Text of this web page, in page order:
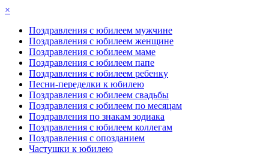
×
Поздравления с юбилеем мужчине
Поздравления с юбилеем женщине
Поздравления с юбилеем маме
Поздравления с юбилеем папе
Поздравления с юбилеем ребенку
Песни-переделки к юбилею
Поздравления с юбилеем свадьбы
Поздравления с юбилеем по месяцам
Поздравления по знакам зодиака
Поздравления с юбилеем коллегам
Поздравления с опозданием
Частушки к юбилею